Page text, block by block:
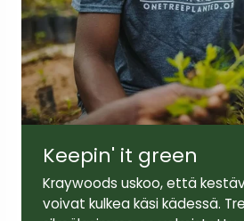
Keepin' it green
Kraywoods uskoo, että
voivat kulkea käsi kädessä.